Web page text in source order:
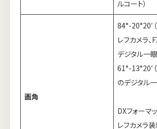
ルコート）
画角
84°-20°20′
レフカメラ、
デジタル一眼
61°-13°20′
のデジタル一
DXフォーマ
レフカメラ装